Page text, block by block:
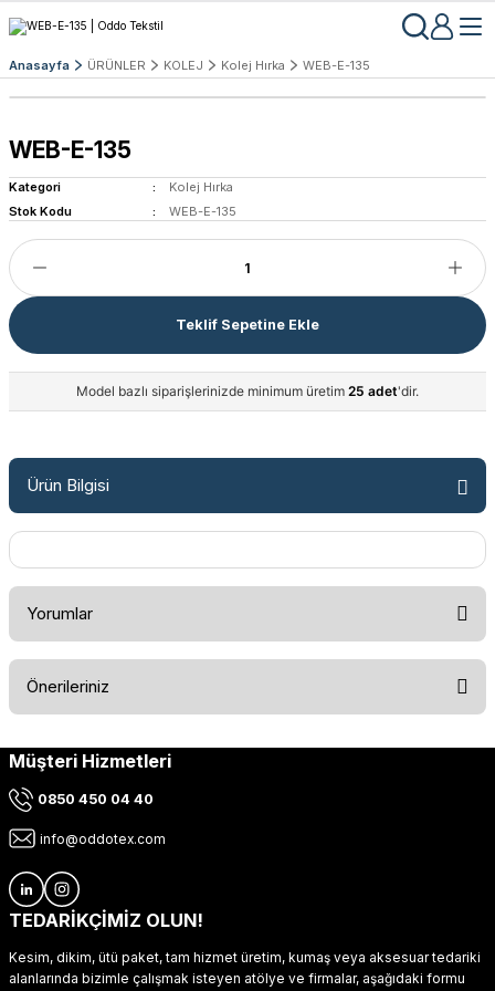
Anasayfa ÜRÜNLER KOLEJ Kolej Hırka WEB-E-135
WEB-E-135
Kategori
Kolej Hırka
Stok Kodu
WEB-E-135
Teklif Sepetine Ekle
Model bazlı siparişlerinizde minimum üretim 25 adet'dir.
Ürün Bilgisi
Yorumlar
Önerileriniz
Bu ürünün fiyat bilgisi, resim, ürün açıklamalarında ve diğer
kullanarak tarafımıza iletebilirsiniz.
Ürün resmi kalitesiz, bozuk veya görüntülenemiyor.
Ürün açıklamasında eksik bilgiler bulunuyor.
Ürün fiyatı diğer sitelerden daha pahalı.
Müşteri Hizmetleri
0850 450 04 40
info@oddotex.com
TEDARİKÇİMİZ OLUN!
Kesim, dikim, ütü paket, tam hizmet üretim, kumaş veya aksesuar tedariki
alanlarında bizimle çalışmak isteyen atölye ve firmalar, aşağıdaki formu